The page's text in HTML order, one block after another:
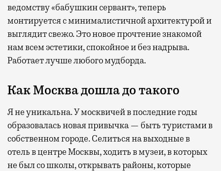
ведомству «бабушкин сервант», теперь
монтируется с минималистичной архитектурой и
выглядит свежо. Это новое прочтение знакомой
нам всем эстетики, спокойное и без надрыва.
Работает лучше любого мудборда.
Как Москва дошла до такого
Я не уникальна. У москвичей в последние годы
образовалась новая привычка — быть туристами в
собственном городе. Селиться на выходные в
отель в центре Москвы, ходить в музеи, в которых
не был со школы, открывать районы, которые